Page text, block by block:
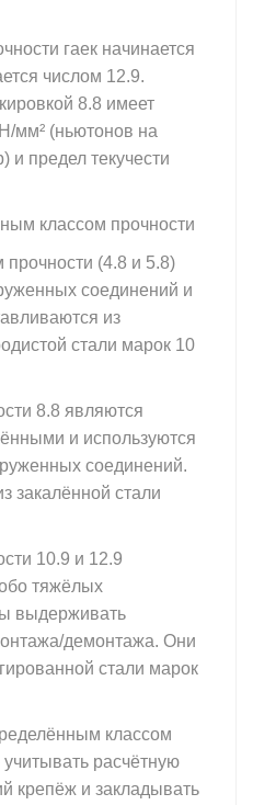
гаек начинается
числом 12.9.
8.8 имеет
мм² (ньютонов на
и предел текучести
классом прочности
прочности (4.8 и 5.8)
соединений и
из
стали марок 10
8.8 являются
и используются
соединений.
закалённой стали
10.9 и 12.9
тяжёлых
выдерживать
демонтажа. Они
стали марок
классом
расчётную
крепёж и закладывать